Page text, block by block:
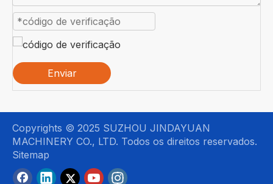
Enviar
Copyrights © 2025 SUZHOU JINDAYUAN
MACHINERY CO., LTD. Todos os direitos reservados.
Sitemap